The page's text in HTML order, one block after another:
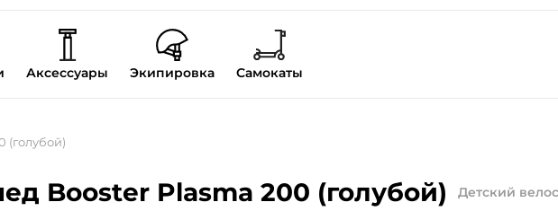
Аксессуары Экипировка Самокаты
(голубой)
Booster Plasma 200 (голубой) Детский